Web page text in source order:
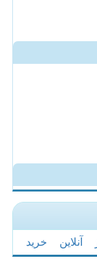
آنلاین خرید